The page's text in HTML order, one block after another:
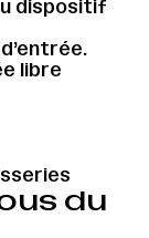
dispositif
libre
du